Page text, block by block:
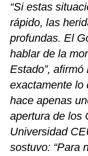
“Si estas
rápido, las
profundas. El
hablar de la
Estado”,
exactamente lo
hace apenas
apertura de los
Universidad
sostuvo: “Para